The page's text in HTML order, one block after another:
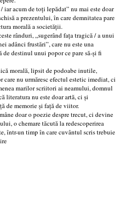
iar acum de toți lepădat” nu mai este doar
a prezentului, în care demnitatea pare
morală a societății.
rânduri, „sugerând fața tragică / a unui
adânci frustări”, care nu este una
destinul unui popor ce pare să-și fi
morală, lipsit de podoabe inutile,
nu urmăresc efectul estetic imediat, ci
marilor scriitori ai neamului, domnul
literatura nu este doar artă, ci și
de memorie și față de viitor.
doar o poezie despre trecut, ci devine
o chemare tăcută la redescoperirea
într-un timp în care cuvântul scris trebuie